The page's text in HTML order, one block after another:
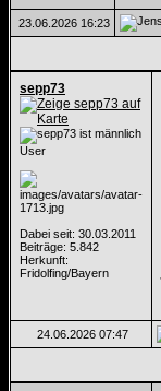
23.06.2026 16:23
sepp73
User
Dabei seit: 30.03.2011
Beiträge: 5.842
Herkunft:
Fridolfing/Bayern
24.06.2026 07:47